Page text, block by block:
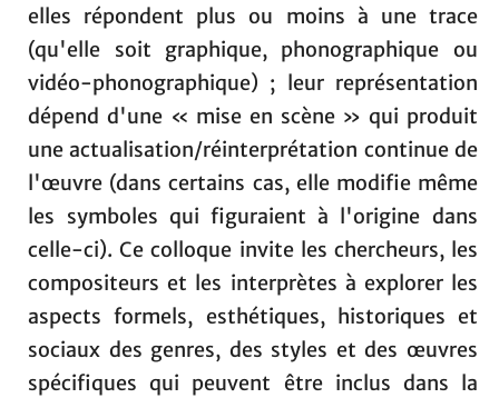
elles répondent plus ou moins à une trace
(qu'elle soit graphique, phonographique ou
vidéo-phonographique) ; leur représentation
dépend d'une « mise en scène » qui produit
une actualisation/réinterprétation continue de
l'œuvre (dans certains cas, elle modifie même
les symboles qui figuraient à l'origine dans
celle-ci). Ce colloque invite les chercheurs, les
compositeurs et les interprètes à explorer les
aspects formels, esthétiques, historiques et
sociaux des genres, des styles et des œuvres
spécifiques qui peuvent être inclus dans la